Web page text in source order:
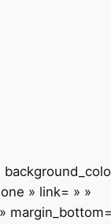
» link= » »